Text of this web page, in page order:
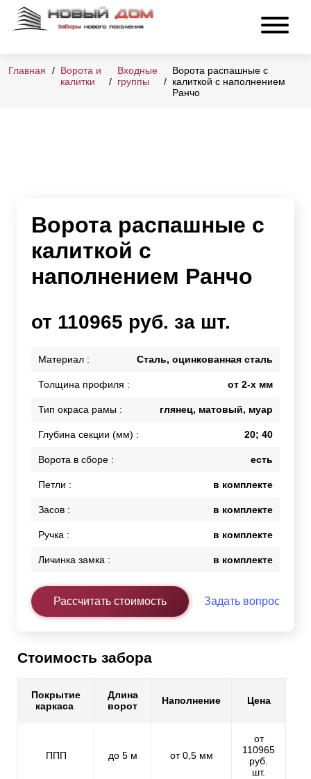
Главная
Ворота и
калитки
Входные
группы
Ворота распашные с
калиткой с наполнением
Ранчо
Ворота распашные с
калиткой с
наполнением Ранчо
от 110965 руб. за шт.
Материал : Сталь, оцинкованная сталь
Толщина профиля : от 2-х мм
Тип окраса рамы : глянец, матовый, муар
Глубина секции (мм) : 20; 40
Ворота в сборе : есть
Петли : в комплекте
Засов : в комплекте
Ручка : в комплекте
Личинка замка : в комплекте
Рассчитать стоимость Задать вопрос
Стоимость забора
Покрытие
каркаса
Длина
ворот
Наполнение Цена
ППП до 5 м от 0,5 мм
от
110965
руб.
шт.